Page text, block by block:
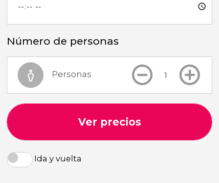
Número de personas
Personas
Ver precios
Ida y vuelta